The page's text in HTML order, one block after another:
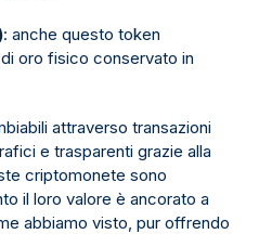
: anche questo token
oro fisico conservato in
attraverso transazioni
e trasparenti grazie alla
criptomonete sono
il loro valore è ancorato a
abbiamo visto, pur offrendo